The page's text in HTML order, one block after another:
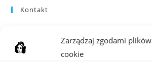
Zarządzaj zgodami plików
cookie
Kontakt
im. Klementyny Hoffmanowej
ul. Hoża 88, 00-682 Warszawa